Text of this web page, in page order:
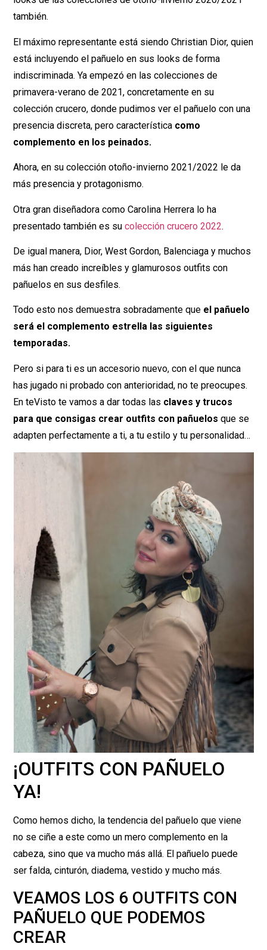
también.
El máximo representante está siendo Christian Dior, quien
está incluyendo el pañuelo en sus looks de forma
indiscriminada. Ya empezó en las colecciones de
primavera-verano de 2021, concretamente en su
colección crucero, donde pudimos ver el pañuelo con una
presencia discreta, pero característica como
complemento en los peinados.
Ahora, en su colección otoño-invierno 2021/2022 le da
más presencia y protagonismo.
Otra gran diseñadora como Carolina Herrera lo ha
presentado también es sucolección crucero 2022.
De igual manera, Dior, West Gordon, Balenciaga y muchos
más han creado increíbles y glamurosos outfits con
pañuelos en sus desfiles.
Todo esto nos demuestra sobradamente que el pañuelo
será el complemento estrella las siguientes
temporadas.
Pero si para ti es un accesorio nuevo, con el que nunca
has jugado ni probado con anterioridad, no te preocupes.
En teVisto te vamos a dar todas las claves y trucos
para que consigas crear outfits con pañuelosque se
adapten perfectamente a ti, a tu estilo y tu personalidad…
¡OUTFITS CON PAÑUELO
YA!
Como hemos dicho, la tendencia del pañuelo que viene
no se ciñe a este como un mero complemento en la
cabeza, sino que va mucho más allá. El pañuelo puede
ser falda, cinturón, diadema, vestido y mucho más.
VEAMOS LOS 6 OUTFITS CON
PAÑUELO QUE PODEMOS
CREAR